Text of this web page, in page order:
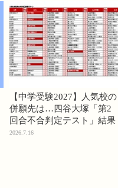
【中学受験2027】人気校の
併願先は…四谷大塚「第2
回合不合判定テスト」結果
2026.7.16